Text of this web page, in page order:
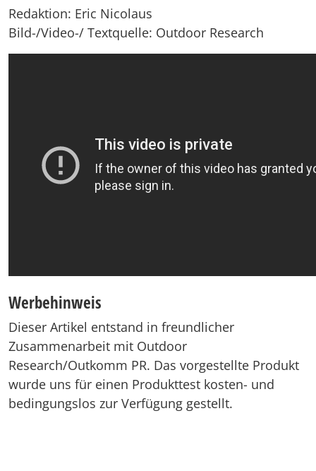
Redaktion: Eric Nicolaus
Bild-/Video-/ Textquelle: Outdoor Research
Werbehinweis
Dieser Artikel entstand in freundlicher
Zusammenarbeit mit Outdoor
Research/Outkomm PR. Das vorgestellte Produkt
wurde uns für einen Produkttest kosten- und
bedingungslos zur Verfügung gestellt.